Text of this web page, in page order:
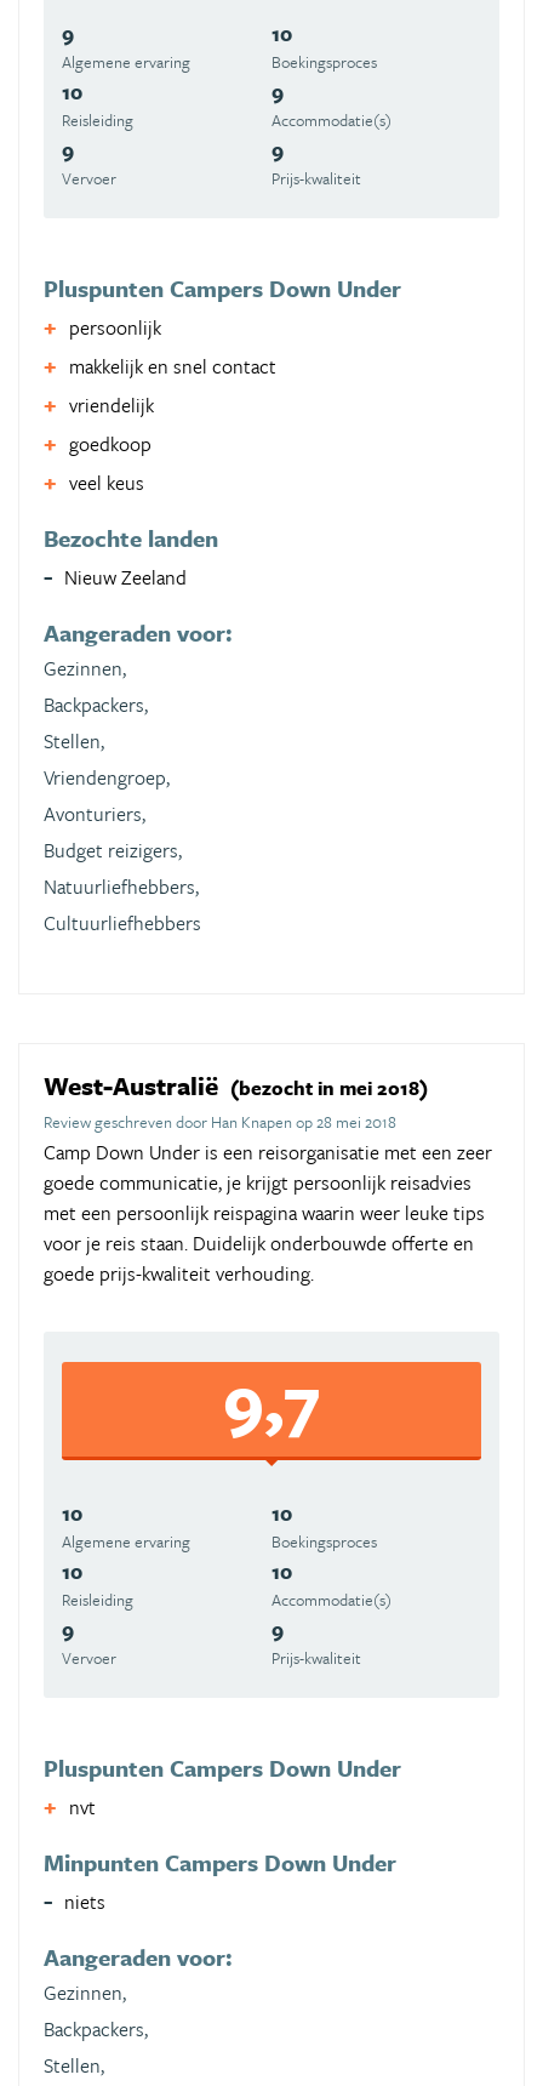
9
Algemene ervaring
10
Boekingsproces
10
Reisleiding
9
Accommodatie(s)
9
Vervoer
9
Prijs-kwaliteit
Pluspunten Campers Down Under
persoonlijk
makkelijk en snel contact
vriendelijk
goedkoop
veel keus
Bezochte landen
Nieuw Zeeland
Aangeraden voor:
Gezinnen,
Backpackers,
Stellen,
Vriendengroep,
Avonturiers,
Budget reizigers,
Natuurliefhebbers,
Cultuurliefhebbers
West-Australië (bezocht in mei 2018)
Review geschreven door Han Knapen op 28 mei 2018
Camp Down Under is een reisorganisatie met een zeer
goede communicatie, je krijgt persoonlijk reisadvies
met een persoonlijk reispagina waarin weer leuke tips
voor je reis staan. Duidelijk onderbouwde offerte en
goede prijs-kwaliteit verhouding.
9,7
10
Algemene ervaring
10
Boekingsproces
10
Reisleiding
10
Accommodatie(s)
9
Vervoer
9
Prijs-kwaliteit
Pluspunten Campers Down Under
nvt
Minpunten Campers Down Under
niets
Aangeraden voor:
Gezinnen,
Backpackers,
Stellen,